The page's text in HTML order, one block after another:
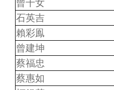
曾千女
石英吉
賴彩鳯
曾建坤
蔡福忠
蔡惠如